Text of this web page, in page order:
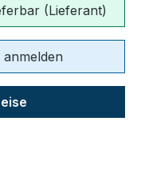
(Lieferant)